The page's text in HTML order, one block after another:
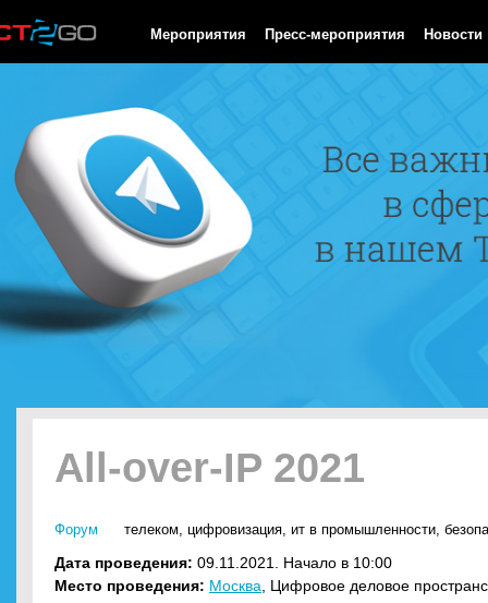
Мероприятия Пресс-мероприятия Новости
All-over-IP 2021
Форум телеком, цифровизация, ит в промышленности,
Дата проведения: 09.11.2021. Начало в 10:00
Место проведения: Москва , Цифровое деловое